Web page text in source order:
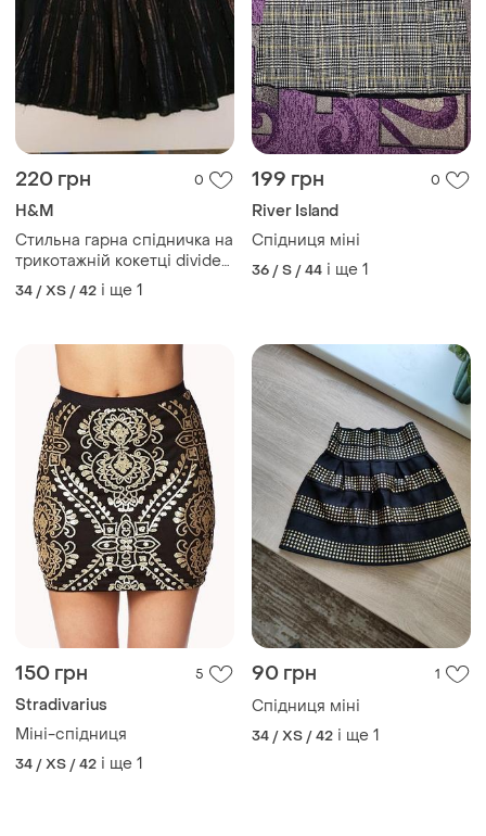
220 грн 0
H&M
Стильна гарна спідничка на
трикотажній кокетці divided
від h&amp;m
34 / XS / 42 і ще 1
199 грн 0
River Island
Спідниця міні
36 / S / 44 і ще 1
150 грн 5
Stradivarius
Міні-спідниця
34 / XS / 42 і ще 1
90 грн 1
Спідниця міні
34 / XS / 42 і ще 1